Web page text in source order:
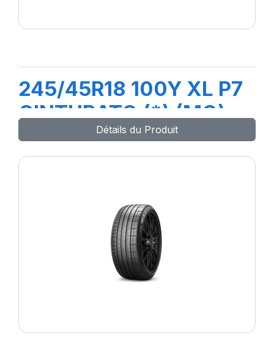
245/45R18 100Y XL P7
CINTURATO (*) (MO)
Détails du Produit